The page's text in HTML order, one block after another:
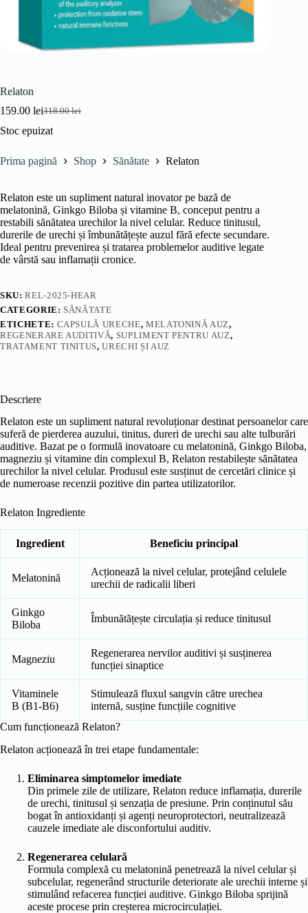
Relaton
318.00lei
Prețul
inițial
318.00 lei.
159.00 leiPrețul
curent
Stoc epuizat
Prima pagină Shop Sănătate Relaton
Relaton este un supliment natural inovator pe bază de
melatonină, Ginkgo Biloba și vitamine B, conceput pentru a
restabili sănătatea urechilor la nivel celular. Reduce tinitusul,
durerile de urechi și îmbunătățește auzul fără efecte secundare.
Ideal pentru prevenirea și tratarea problemelor auditive legate
de vârstă sau inflamații cronice.
SKU:REL-2025-HEAR
CATEGORIE: SĂNĂTATE
ETICHETE: CAPSULĂ URECHE, MELATONINĂ AUZ,
REGENERARE AUDITIVĂ, SUPLIMENT PENTRU AUZ,
TRATAMENT TINITUS,URECHI ȘI AUZ
Descriere
Relaton este un supliment natural revoluționar destinat persoanelor care
suferă de pierderea auzului, tinitus, dureri de urechi sau alte tulburări
auditive. Bazat pe o formulă inovatoare cu melatonină, Ginkgo Biloba,
magneziu și vitamine din complexul B, Relaton restabilește sănătatea
urechilor la nivel celular. Produsul este susținut de cercetări clinice și
de numeroase recenzii pozitive din partea utilizatorilor.
Relaton Ingrediente
Ingredient Beneficiu principal
Melatonină
Acționează la nivel celular, protejând celulele
urechii de radicalii liberi
Ginkgo
Biloba
Îmbunătățește circulația și reduce tinitusul
Magneziu
Regenerarea nervilor auditivi și susținerea
funcției sinaptice
Vitaminele
B (B1-B6)
Stimulează fluxul sangvin către urechea
internă, susține funcțiile cognitive
Cum funcționează Relaton?
Relaton acționează în trei etape fundamentale:
Eliminarea simptomelor imediate
Din primele zile de utilizare, Relaton reduce inflamația, durerile
de urechi, tinitusul și senzația de presiune. Prin conținutul său
bogat în antioxidanți și agenți neuroprotectori, neutralizează
cauzele imediate ale disconfortului auditiv.
Regenerarea celulară
Formula complexă cu melatonină penetrează la nivel celular și
subcelular, regenerând structurile deteriorate ale urechii interne și
stimulând refacerea funcției auditive. Ginkgo Biloba sprijină
aceste procese prin creșterea microcirculației.